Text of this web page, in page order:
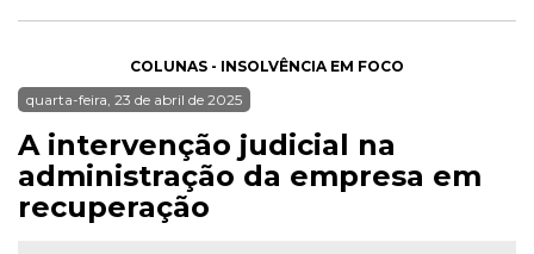
COLUNAS - INSOLVÊNCIA EM FOCO
quarta-feira, 23 de abril de 2025
A intervenção judicial na
administração da empresa em
recuperação